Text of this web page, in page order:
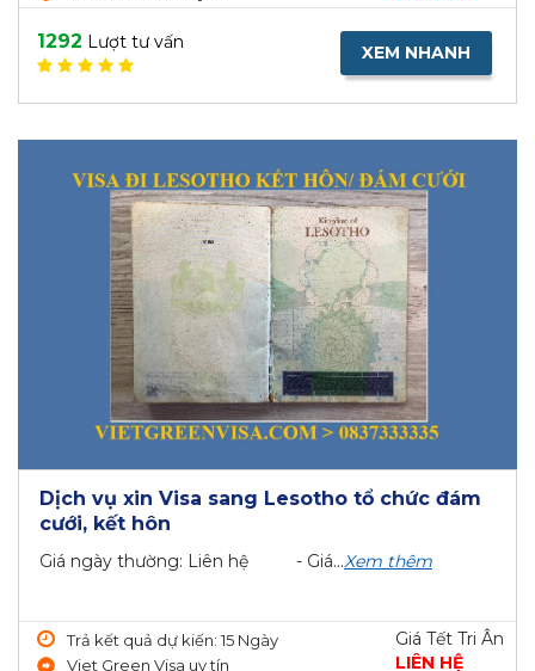
1292 Lượt tư vấn XEM NHANH
Dịch vụ xin Visa sang Lesotho tổ chức đám
cưới, kết hôn
Giá ngày thường: Liên hệ - Giá...Xem thêm
Trả kết quả dự kiến: 15 Ngày
Viet Green Visa uy tín
Giá Tết Tri Ân
LIÊN HỆ